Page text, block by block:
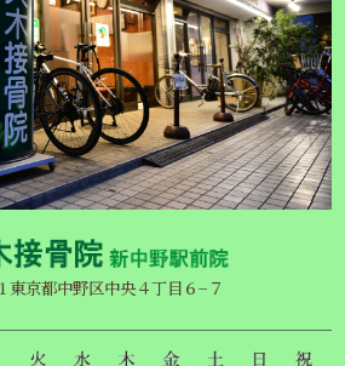
東京都中野区中央４丁目６−７